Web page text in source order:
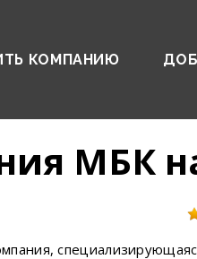
КОМПАНИЮ
МБК